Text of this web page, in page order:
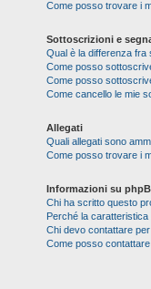
Come posso trovare i
Sottoscrizioni e
Qual è la differenza fra
Come posso
Come posso
Come cancello le mie
Allegati
Quali allegati sono
Come posso trovare i
Informazioni su
Chi ha scritto questo
Perché la caratteristica
Chi devo contattare
Come posso